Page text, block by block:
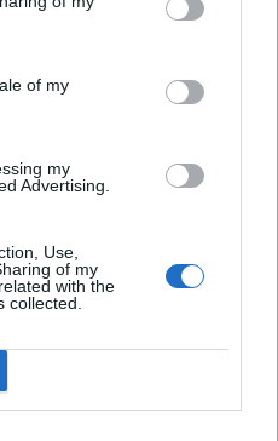
of my
my
Advertising.
Use,
of my
with the
collected.
PÉNTEK
Untold-
– hírek